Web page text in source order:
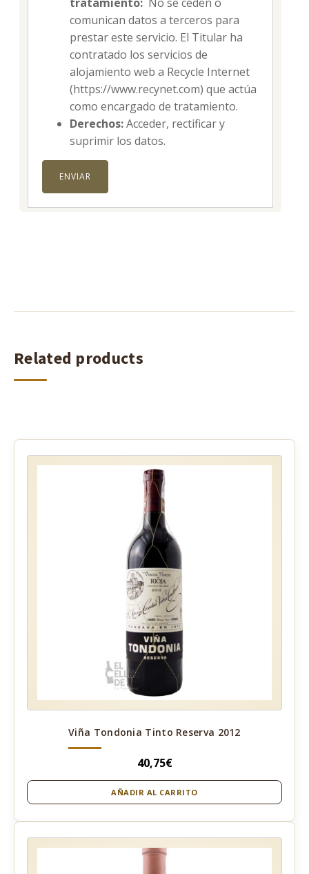
comunican datos a terceros para
prestar este servicio. El Titular ha
contratado los servicios de
alojamiento web a Recycle Internet
(https://www.recynet.com) que actúa
como encargado de tratamiento.
Derechos:Acceder, rectificar y
suprimir los datos.
Related products
Viña Tondonia Tinto Reserva 2012
40,75€
AÑADIR AL CARRITO